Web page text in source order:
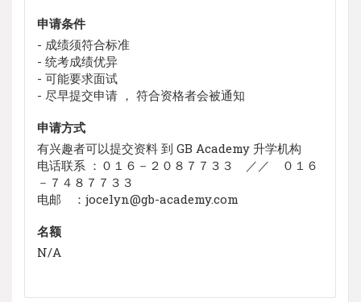
申请条件
- 成绩须符合标准
- 统考成绩优异
- 可能要求面试
- 尽早提交申请 ， 符合资格者会被通知
申请方式
有兴趣者可以提交资料 到 GB Academy 升学机构
电话联系 ：０１６－２０８７７３３ ／／ ０１６
－７４８７７３３
电邮 ：jocelyn@gb-academy.com
名额
N/A